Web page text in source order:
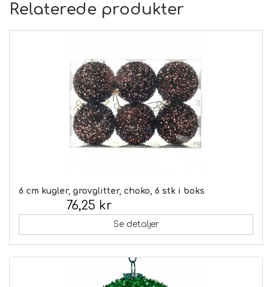
Relaterede produkter
6 cm kugler, grovglitter, choko, 6 stk i boks
76,25 kr
Se detaljer